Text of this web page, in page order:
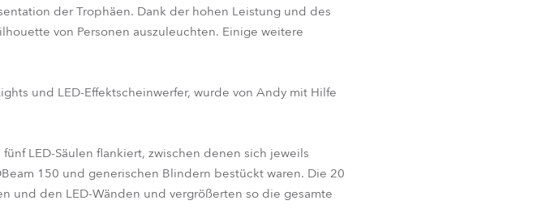
der Trophäen. Dank der hohen Leistung und des
von Personen auszuleuchten. Einige weitere
und LED-Effektscheinwerfer, wurde von Andy mit Hilfe
LED-Säulen flankiert, zwischen denen sich jeweils
150 und generischen Blindern bestückt waren. Die 20
und den LED-Wänden und vergrößerten so die gesamte